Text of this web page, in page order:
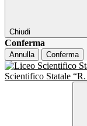
Chiudi
Conferma
Annulla Conferma
Scientifico Statale